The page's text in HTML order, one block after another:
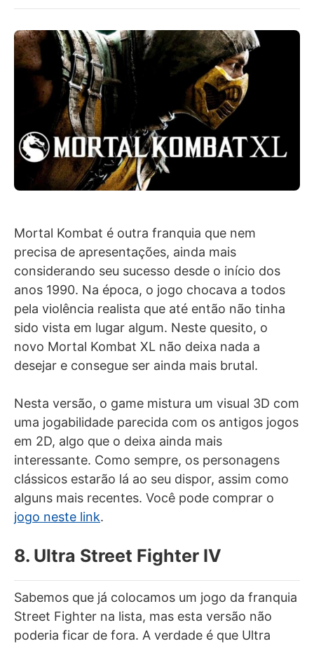
Mortal Kombat é outra franquia que nem
precisa de apresentações, ainda mais
considerando seu sucesso desde o início dos
anos 1990. Na época, o jogo chocava a todos
pela violência realista que até então não tinha
sido vista em lugar algum. Neste quesito, o
novo Mortal Kombat XL não deixa nada a
desejar e consegue ser ainda mais brutal.
Nesta versão, o game mistura um visual 3D com
uma jogabilidade parecida com os antigos jogos
em 2D, algo que o deixa ainda mais
interessante. Como sempre, os personagens
clássicos estarão lá ao seu dispor, assim como
alguns mais recentes. Você pode comprar o
jogo neste link.
8. Ultra Street Fighter IV
Sabemos que já colocamos um jogo da franquia
Street Fighter na lista, mas esta versão não
poderia ficar de fora. A verdade é que Ultra